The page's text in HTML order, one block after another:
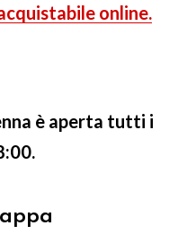
online.
è aperta tutti i